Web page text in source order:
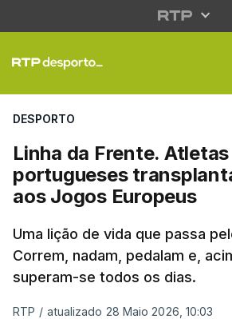
Linha da
DESPORTO
Linha da Frente. Atletas
portugueses
aos Jogos Europeus
Uma lição de vida que passa
Correm, nadam, pedalam e,
superam-se todos os dias.
RTP / atualizado 28 Maio 2026, 10:03